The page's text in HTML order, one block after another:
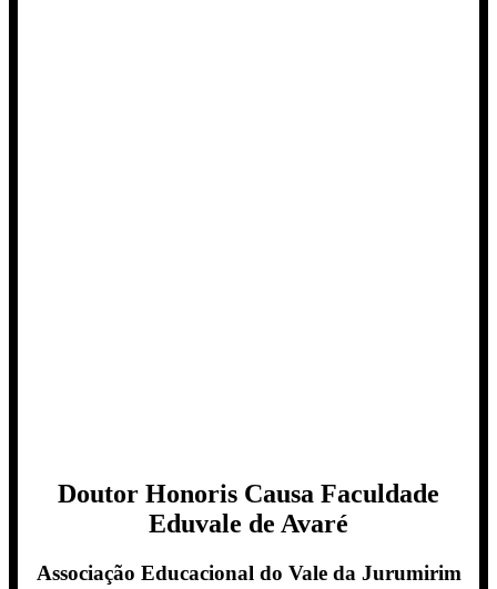
Doutor Honoris Causa Faculdade
Eduvale de Avaré
Associação Educacional do Vale da Jurumirim